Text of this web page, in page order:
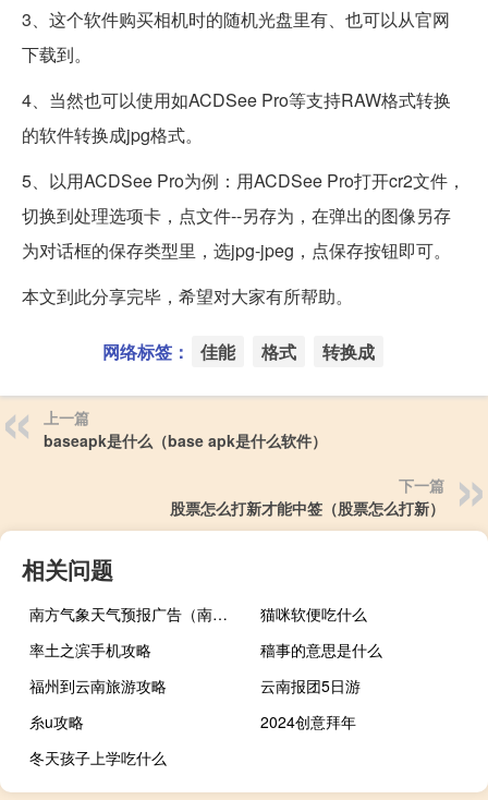
3、这个软件购买相机时的随机光盘里有、也可以从官网
下载到。
4、当然也可以使用如ACDSee Pro等支持RAW格式转换
的软件转换成jpg格式。
5、以用ACDSee Pro为例：用ACDSee Pro打开cr2文件，
切换到处理选项卡，点文件--另存为，在弹出的图像另存
为对话框的保存类型里，选jpg-jpeg，点保存按钮即可。
本文到此分享完毕，希望对大家有所帮助。
网络标签： 佳能 格式 转换成
上一篇
baseapk是什么（base apk是什么软件）
下一篇
股票怎么打新才能中签（股票怎么打新）
相关问题
南方气象天气预报广告（南方气象）
猫咪软便吃什么
率土之滨手机攻略
穑事的意思是什么
福州到云南旅游攻略
云南报团5日游
糸u攻略
2024创意拜年
冬天孩子上学吃什么